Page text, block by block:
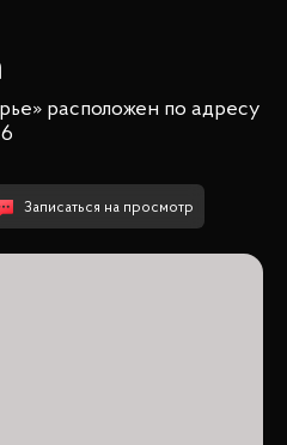
расположен по адресу
Записаться на просмотр